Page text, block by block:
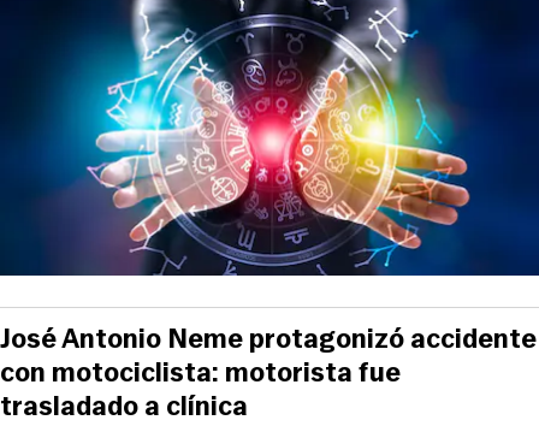
José Antonio Neme protagonizó accidente
con motociclista: motorista fue
trasladado a clínica